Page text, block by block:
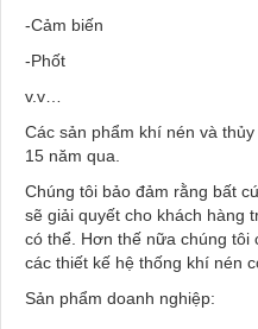
-Cảm biến
-Phốt
v.v…
Các sản phẩm khí nén và
15 năm qua.
Chúng tôi bảo đảm rằng bất
sẽ giải quyết cho khách hàng
có thể. Hơn thế nữa chúng tôi
các thiết kế hệ thống khí nén
Sản phẩm doanh nghiệp: